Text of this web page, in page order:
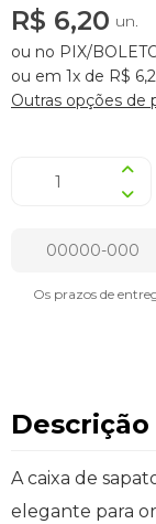
R$ 6,20 un.
ou no PIX/
ou em 1x de R$
Outras opções de
Os prazos de
Descrição
A caixa de
elegante para